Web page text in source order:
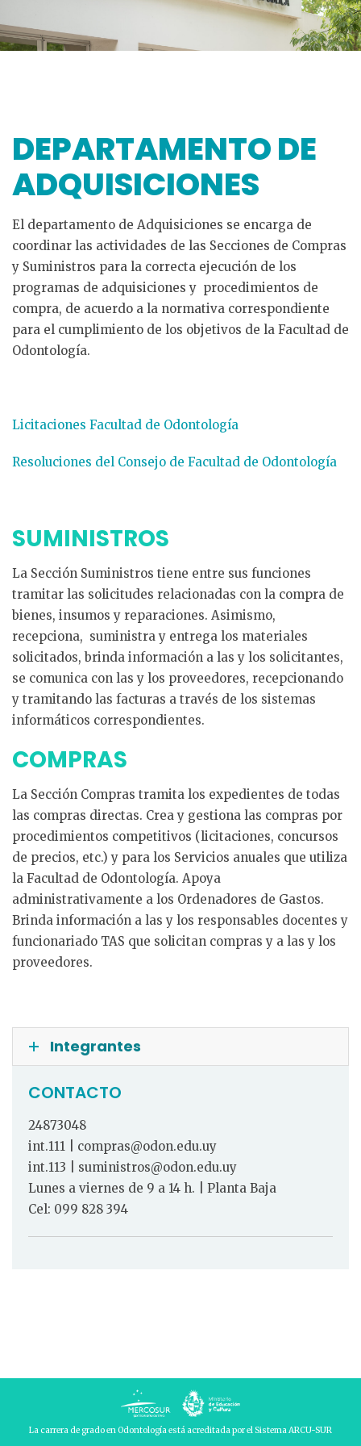
DEPARTAMENTO DE
ADQUISICIONES
El departamento de Adquisiciones se encarga de
coordinar las actividades de las Secciones de Compras
y Suministros para la correcta ejecución de los
programas de adquisiciones y procedimientos de
compra, de acuerdo a la normativa correspondiente
para el cumplimiento de los objetivos de la Facultad de
Odontología.
Licitaciones Facultad de Odontología
Resoluciones del Consejo de Facultad de Odontología
SUMINISTROS
La Sección Suministros tiene entre sus funciones
tramitar las solicitudes relacionadas con la compra de
bienes, insumos y reparaciones. Asimismo,
recepciona, suministra y entrega los materiales
solicitados, brinda información a las y los solicitantes,
se comunica con las y los proveedores, recepcionando
y tramitando las facturas a través de los sistemas
informáticos correspondientes.
COMPRAS
La Sección Compras tramita los expedientes de todas
las compras directas. Crea y gestiona las compras por
procedimientos competitivos (licitaciones, concursos
de precios, etc.) y para los Servicios anuales que utiliza
la Facultad de Odontología. Apoya
administrativamente a los Ordenadores de Gastos.
Brinda información a las y los responsables docentes y
funcionariado TAS que solicitan compras y a las y los
proveedores.
Integrantes
CONTACTO
24873048
int.111 | compras@odon.edu.uy
int.113 | suministros@odon.edu.uy
Lunes a viernes de 9 a 14 h. | Planta Baja
Cel: 099 828 394
La carrera de grado en Odontología está acreditada por el Sistema ARCU-SUR